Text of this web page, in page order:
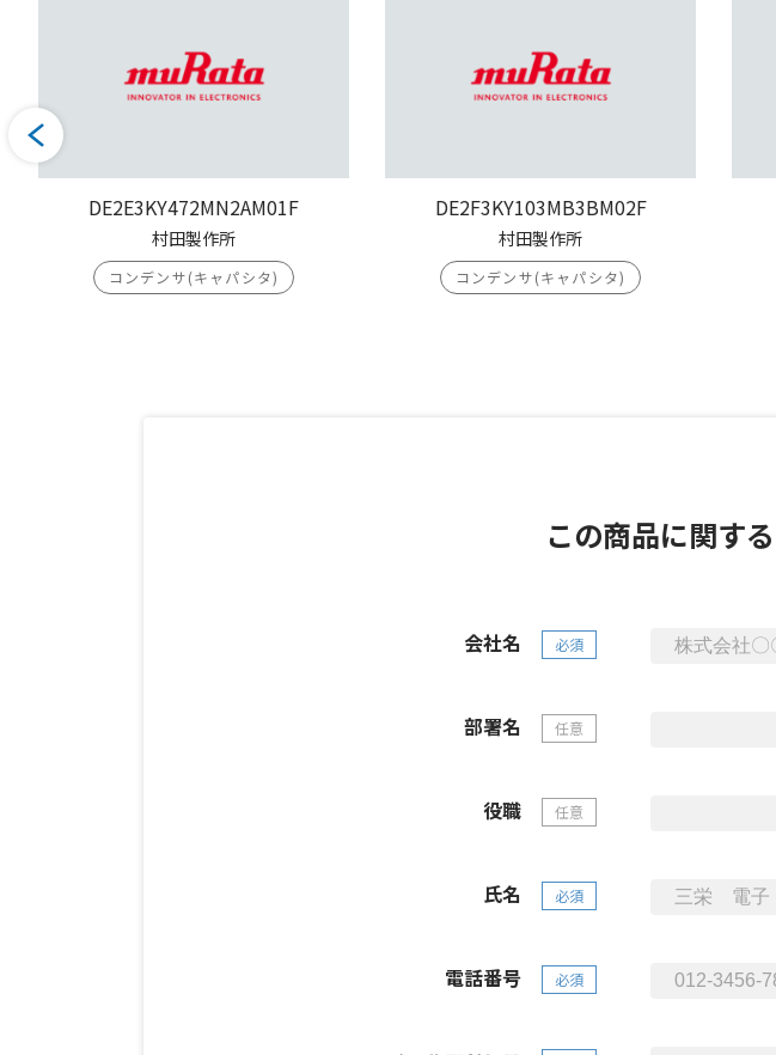
DE2E3KY472MN2AM01F
村田製作所
コンデンサ(キャパシタ)
DE2F3KY103MB3BM02F
村田製作所
コンデンサ(キャパシタ)
この商品に関する
会社名 必須
部署名 任意
役職 任意
氏名 必須
電話番号 必須